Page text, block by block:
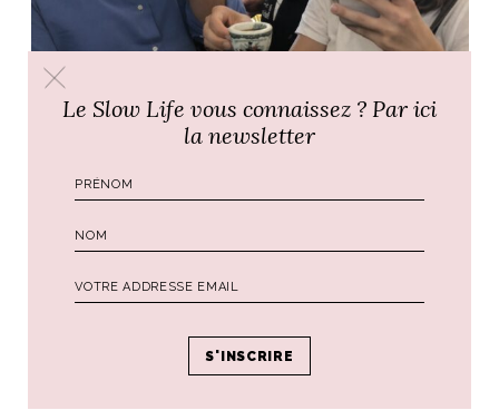
Naples, Gran Caffè
Gambrinus
Le Slow Life vous connaissez ? Par ici
la newsletter